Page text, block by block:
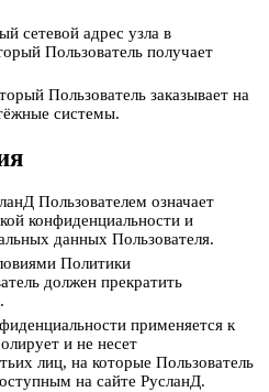
сетевой адрес узла в
Пользователь получает
Пользователь заказывает на
системы.
Пользователем означает
конфиденциальности и
данных Пользователя.
Политики
должен прекратить
применяется к
и не несет
лиц, на которые Пользователь
на сайте РусланД.